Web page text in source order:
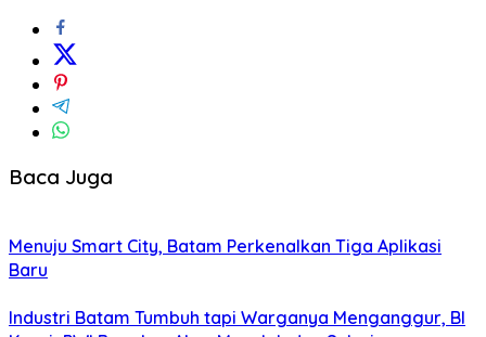
Baca Juga
Menuju Smart City, Batam Perkenalkan Tiga Aplikasi
Baru
Industri Batam Tumbuh tapi Warganya Menganggur, BI